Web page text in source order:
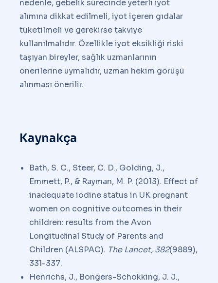
nedenle, gebelik sürecinde yeterli iyot
alımına dikkat edilmeli, iyot içeren gıdalar
tüketilmeli ve gerekirse takviye
kullanılmalıdır. Özellikle iyot eksikliği riski
taşıyan bireyler, sağlık uzmanlarının
önerilerine uymalıdır, uzman hekim görüşü
alınması önerilir.
Kaynakça
Bath, S. C., Steer, C. D., Golding, J.,
Emmett, P., & Rayman, M. P. (2013). Effect of
inadequate iodine status in UK pregnant
women on cognitive outcomes in their
children: results from the Avon
Longitudinal Study of Parents and
Children (ALSPAC). The Lancet, 382(9889),
331-337.
Henrichs, J., Bongers-Schokking, J. J.,